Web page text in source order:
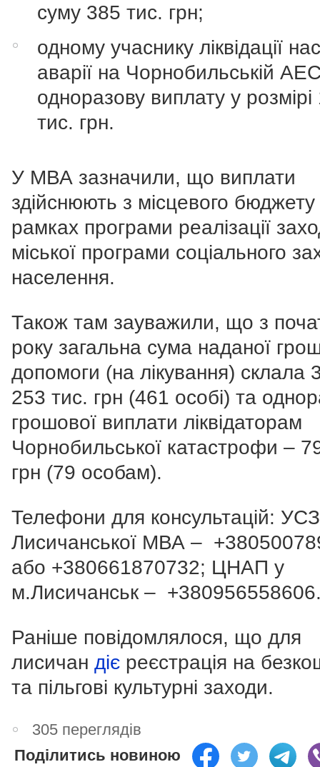
суму 385 тис. грн;
одному учаснику ліквідації
аварії на Чорнобильській
одноразову виплату у розмірі
тис. грн.
У МВА зазначили, що виплати
здійснюють з місцевого бюджету
рамках програми реалізації
міської програми соціального
населення.
Також там зауважили, що з
року загальна сума наданої
допомоги (на лікування) склала
253 тис. грн (461 особі) та
грошової виплати ліквідаторам
Чорнобильської катастрофи –
грн (79 особам).
Телефони для консультацій:
Лисичанської МВА –
або +380661870732; ЦНАП у
м.Лисичанськ –
Раніше повідомлялося, що для
лисичан діє реєстрація на
та пільгові культурні заходи.
305 переглядів
Поділитись новиною